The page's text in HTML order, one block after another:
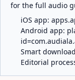
for the full audio
iOS app:
Android app:
Smart
Editorial